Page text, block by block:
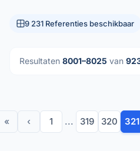
9 231 Referenties beschikbaar
Resultaten 8001–8025 van
« ‹ 1 ... 319 320 321